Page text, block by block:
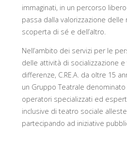
immaginati, in un percorso
passa dalla valorizzazione delle
scoperta di sé e dell’altro.
Nell’ambito dei servizi per le
delle attività di socializzazione
differenze, C.RE.A. da oltre 15
un Gruppo Teatrale denominato
operatori specializzati ed
inclusive di teatro sociale
partecipando ad iniziative